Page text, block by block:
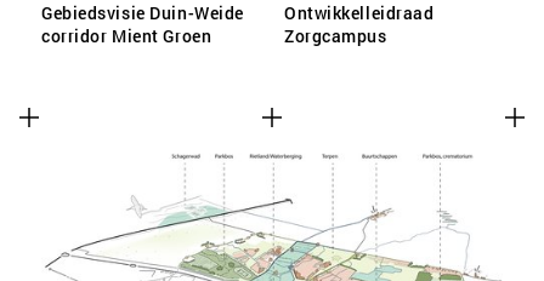
Gebiedsvisie Duin-Weide
corridor Mient Groen
Ontwikkelleidraad
Zorgcampus